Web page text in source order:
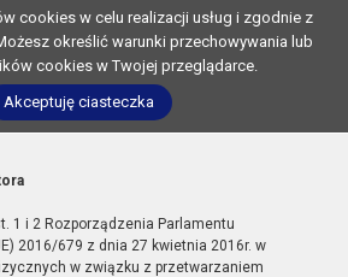
cookies w celu realizacji usług i zgodnie z
określić warunki przechowywania lub
cookies w Twojej przeglądarce.
Akceptuję ciasteczka
1 i 2 Rozporządzenia Parlamentu
2016/679 z dnia 27 kwietnia 2016r. w
w związku z przetwarzaniem